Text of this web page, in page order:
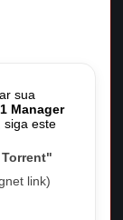
sua
Manager
siga este
link)